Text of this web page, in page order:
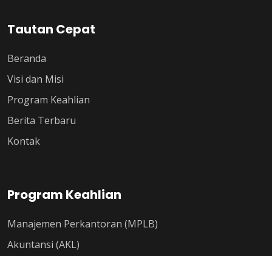
Tautan Cepat
Beranda
Visi dan Misi
Program Keahlian
Berita Terbaru
Kontak
Program Keahlian
Manajemen Perkantoran (MPLB)
Akuntansi (AKL)